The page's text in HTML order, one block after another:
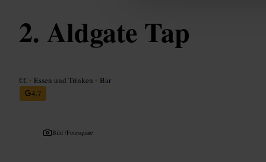
Aldgate Tap
€€ • Essen und Trinken • Bar
4,7
Bild /Foursquare